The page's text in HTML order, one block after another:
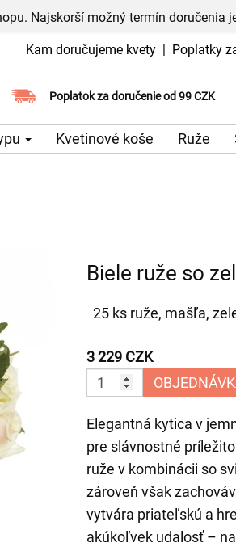
Najskorší možný termín doručenia
Kam doručujeme kvety | Poplatky
Poplatok za doručenie od 99 CZK
Vyberte si dátum doručenia
Kvetinové koše Ruže
Biele ruže so
25 ks ruže, mašľa,
3 229 CZK
Elegantná kytica v
pre slávnostné
ruže v kombinácii so
zároveň však
vytvára priateľskú a
akúkoľvek udalosť –